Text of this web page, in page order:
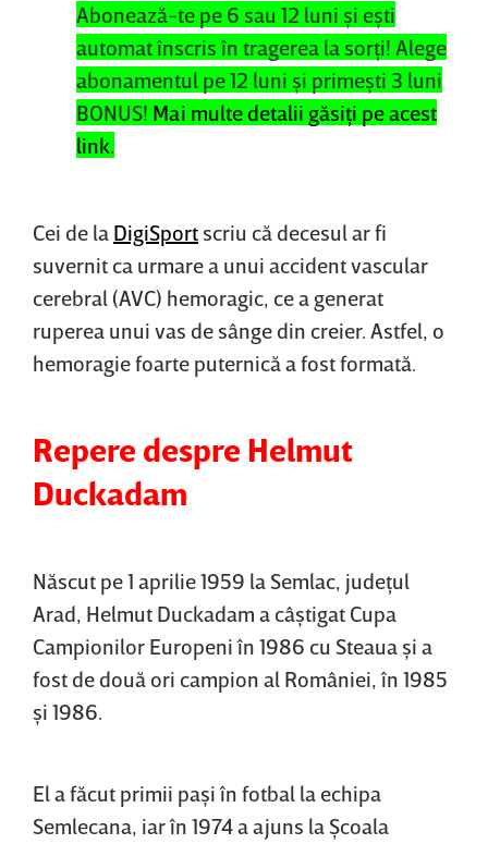
Abonează-te pe 6 sau 12 luni şi eşti
automat înscris în tragerea la sorţi! Alege
abonamentul pe 12 luni şi primeşti 3 luni
BONUS! Mai multe detalii găsiţi pe acest
link.
Cei de la DigiSport scriu că decesul ar fi
suvernit ca urmare a unui accident vascular
cerebral (AVC) hemoragic, ce a generat
ruperea unui vas de sânge din creier. Astfel, o
hemoragie foarte puternică a fost formată.
Repere despre Helmut
Duckadam
Născut pe 1 aprilie 1959 la Semlac, judeţul
Arad, Helmut Duckadam a câştigat Cupa
Campionilor Europeni în 1986 cu Steaua şi a
fost de două ori campion al României, în 1985
şi 1986.
El a făcut primii paşi în fotbal la echipa
Semlecana, iar în 1974 a ajuns la Şcoala